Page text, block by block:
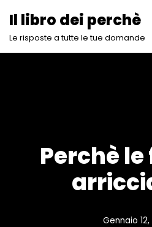
Vai
Il libro dei perchè
Le risposte a tutte le tue domande
Perchè
Gennaio